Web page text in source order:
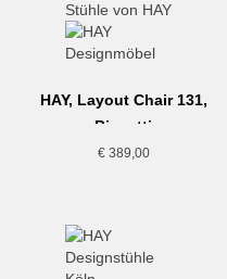
HAY, Layout Chair 131,
Biscotti
€389,00